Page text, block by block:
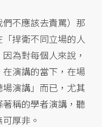
不應該去責罵）那
捍衛不同立場的人
為對每個人來說，
演講的當下，在場
演講」而已，尤其
稱的學者演講，聽
厚非。